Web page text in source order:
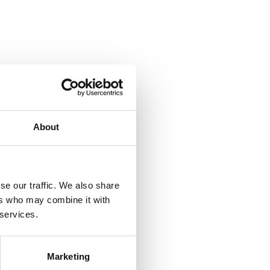
About
our traffic. We also share
who may combine it with
Marketing